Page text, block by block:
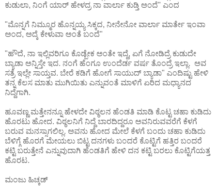
ಕುಡುಲಾ, ನಿಂಗೆ ಯಾರ್ ಹೇಳದ್ರ ನಾ ವಾರ್ಲಾ ಕುಡ್ತಿ ಅಂದೆ" ಎಂದ
"ಮೊನ್ನಗೆ ನಿಮ್ಮೂರ ಹೊನ್ನಯ್ಯ ಸಿಕ್ಕದ, ನೀನೇನೋ ವಾರ್ಲಾ ಮಾರ್ತೇ ಇಂವಾ
ಅಂದ, ಅದ್ಕೆ ಕೇಳುವಾ ಅಂತೆ ಬಂದೆ"
"ಹೌದೆ, ನಾ ಇಲ್ಲಿವರಿಗೂ ಕೊಡ್ಬೇಕ ಅಂತೇ ಇದ್ದೆ, ಏಗೆ ನೋಡಿದ್ರೆ ಕುಡುದೇ
ಬ್ಯಾಡಾ ಅನ್ನಿಸ್ತೇ ಇದ. ನಂಗೆ ಹೆಂಗೂ ಉಂದೆರ್ಡ ವರ್ಷ ತೊಂದ್ರೆ ಇಲ್ಲಾ. ಅವ
ಸತ್ರೆ ಇಲ್ಲೇ ಸಾಯ್ತವ. ಬೇರೆ ಕಡಿಗೆ ಹೋಗೆ ಸಾಯುದ್ ಬ್ಯಾಡಾ" ಎಂದಿಷ್ಟು ಹೇಳಿ
ತನ್ನ ಕೆಲಸ ಮಾತು ಮುಗಿಯಿತು ಎನ್ನುವಂತೆ ಮಾಳಿಗೆ ಏರಿದ ಮಧ್ಯಾನದ
ನಿದ್ದೆಗಾಗಿ.
ಹೂವಣ್ಣ ಮತ್ತೇನನ್ನೂ ಹೇಳದೇ ವಿಠ್ಠಲನ ಹೆಂಡತಿ ಮಾಡಿ ಕೊಟ್ಟ ಚಹಾ ಕುಡಿದು
ಹೊರಟು ಹೋದ. ವಿಠ್ಠಲನಿಗೆ ನಿದ್ದೆ ಬಾರದಿದ್ದರೂ ಅವನಿರುವವರೆಗೆ ಕೆಳಗೆ
ಬರುವ ಮನಸ್ಸಾಗಲಿಲ್ಲ. ಅವನು ಹೋದ ಮೇಲೆ ಕೆಳಗೆ ಬಂದು ಚಹಾ ಕುಡಿದು
ಬೆಳಿಗ್ಗೆ ಹೊರಗೆ ಮೇಯಲು ಬಿಟ್ಟ ದನಗಳು ಬಂದರೆ ಕೊಟ್ಟಿಗೆ ಹತ್ತಿರ ಬಂದರೆ
ಕಟ್ಟಿ ಬರುತ್ತೇನೆ ಎನ್ನುವುದಾಗಿ ಹೆಂಡತಿಗೆ ಹೇಳಿ ದನ ಕಟ್ಟಿ ಬರಲು ಕೊಟ್ಟಿಗೆಯತ್ತ
ಹೊರಟ.
ಮಂಜು ಹಿಚ್ಕಡ್